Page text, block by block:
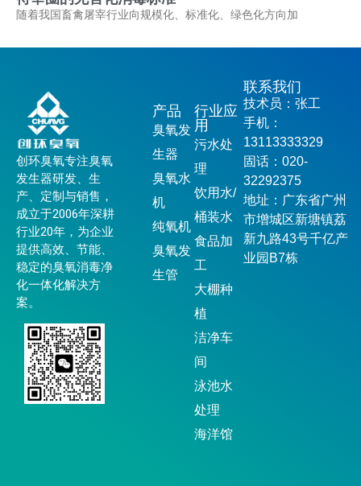
随着我国畜禽屠宰行业向规模化、标准化、绿色化方向加
创环臭氧专注臭氧
发生器研发、生
产、定制与销售，
成立于2006年深耕
行业20年，为企业
提供高效、节能、
稳定的臭氧消毒净
化一体化解决方
案。
产品
臭氧发
生器
臭氧水
机
纯氧机
臭氧发
生管
行业应
用
污水处
理
饮用水/
桶装水
食品加
工
大棚种
植
洁净车
间
泳池水
处理
海洋馆
联系我们
技术员：张工
手机：
13113333329
固话：020-
32292375
地址：广东省广州
市增城区新塘镇荔
新九路43号千亿产
业园B7栋